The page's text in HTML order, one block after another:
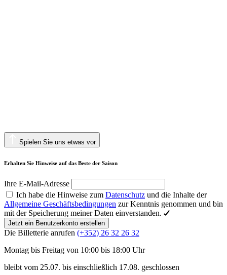
Spielen Sie uns etwas vor
Erhalten Sie Hinweise auf das Beste der Saison
Ihre E-Mail-Adresse
Ich habe die Hinweise zum Datenschutz und die Inhalte der
Allgemeine Geschäftsbedingungen zur Kenntnis genommen und bin
mit der Speicherung meiner Daten einverstanden.
Jetzt ein Benutzerkonto erstellen
Die Billetterie anrufen (+352) 26 32 26 32
Montag bis Freitag von 10:00 bis 18:00 Uhr
bleibt vom 25.07. bis einschließlich 17.08. geschlossen